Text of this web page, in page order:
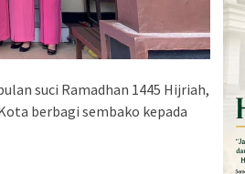
suci Ramadhan 1445 Hijriah,
berbagi sembako kepada